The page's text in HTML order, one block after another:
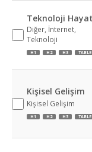
Diğer, İnternet,
Teknoloji
H1 H2 H3 TABLE
Kişisel Gelişim
Kişisel Gelişim
H1 H2 H3 TABLE